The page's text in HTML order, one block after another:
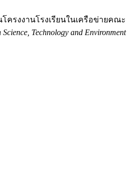
โครงงานโรงเรียนในเครือข่ายคณะ
Technology and Environment